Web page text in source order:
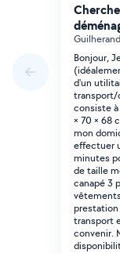
Bonjour,
d'un
transport/
consiste
× 70 × 68
mon
effectuer
minutes
de taille
canapé 3
transport
convenir.